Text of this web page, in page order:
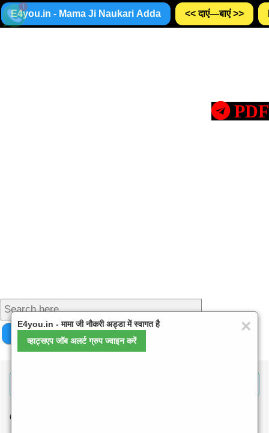
E4you.in - Mama Ji Naukari Adda << दाएं—बाएं >>
PDF
👉
×
E4you.in - मामा जी नौकरी अड्डा में स्वागत है
व्हाट्सएप जॉब अलर्ट ग्रुप ज्वाइन करें